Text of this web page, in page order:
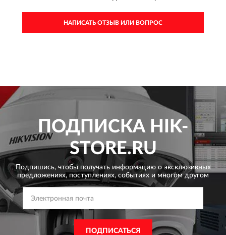
НАПИСАТЬ ОТЗЫВ ИЛИ ВОПРОС
ПОДПИСКА HIK-
STORE.RU
Подпишись, чтобы получать информацию о эксклюзивных
предложениях, поступлениях, событиях и многом другом
ПОДПИСАТЬСЯ